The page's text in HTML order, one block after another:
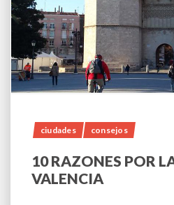
ciudades consejos
10 RAZONES POR
VALENCIA